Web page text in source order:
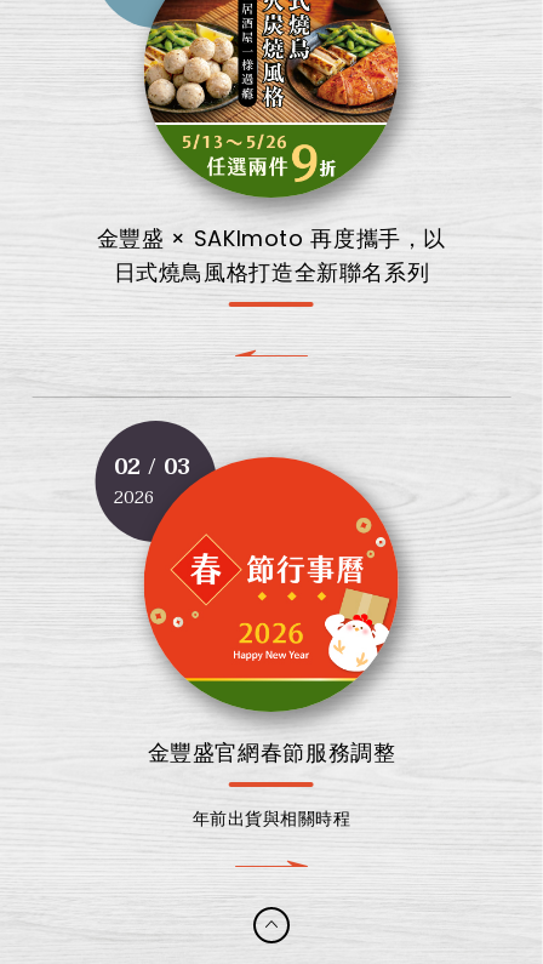
金豐盛 × SAKImoto 再度攜手，以
日式燒鳥風格打造全新聯名系列
02 / 03
2026
金豐盛官網春節服務調整
年前出貨與相關時程